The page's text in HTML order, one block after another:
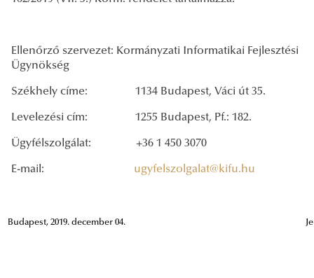
Ellenőrző szervezet: Kormányzati Informatikai Fejlesztési
Ügynökség
Székhely címe: 1134 Budapest, Váci út 35.
Levelezési cím: 1255 Budapest, Pf.: 182.
Ügyfélszolgálat: +36 1 450 3070
E-mail: ugyfelszolgalat@kifu.hu
Budapest, 2019. december 04.